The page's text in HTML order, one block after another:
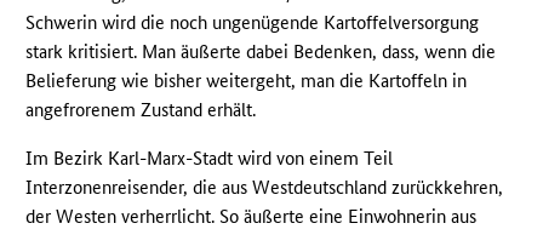
Schwerin wird die noch ungenügende Kartoffelversorgung
stark kritisiert. Man äußerte dabei Bedenken, dass, wenn die
Belieferung wie bisher weitergeht, man die Kartoffeln in
angefrorenem Zustand erhält.
Im Bezirk Karl-Marx-Stadt wird von einem Teil
Interzonenreisender, die aus Westdeutschland zurückkehren,
der Westen verherrlicht. So äußerte eine Einwohnerin aus